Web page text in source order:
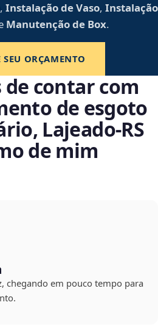
, Instalação de Vaso, Instalação
Manutenção de Box.
ORÇAMENTO
de contar com
de esgoto
Lajeado‑RS
de mim
chegando em pouco tempo para